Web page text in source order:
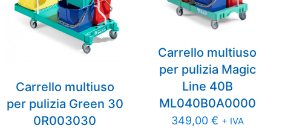
Carrello multiuso
per pulizia Green 30
0R003030
Carrello multiuso
per pulizia Magic
Line 40B
ML040B0A0000
349,00 € + IVA